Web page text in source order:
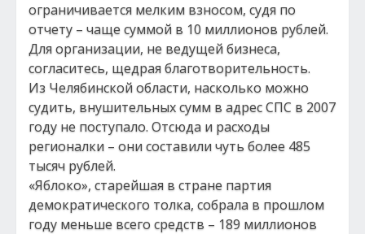
ограничивается мелким взносом, судя по
отчету – чаще суммой в 10 миллионов рублей.
Для организации, не ведущей бизнеса,
согласитесь, щедрая благотворительность.
Из Челябинской области, насколько можно
судить, внушительных сумм в адрес СПС в 2007
году не поступало. Отсюда и расходы
регионалки – они составили чуть более 485
тысяч рублей.
«Яблоко», старейшая в стране партия
демократического толка, собрала в прошлом
году меньше всего средств – 189 миллионов